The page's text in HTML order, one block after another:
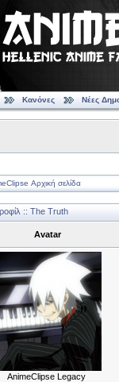
Κανόνες Νέες
Αρχική σελίδα
:: The Truth
Avatar
AnimeClipse Legacy